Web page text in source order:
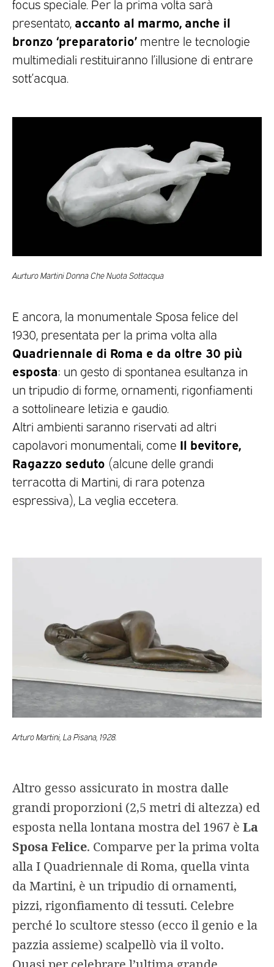
focus speciale. Per la prima volta sarà
presentato, accanto al marmo, anche il
bronzo ‘preparatorio’ mentre le tecnologie
multimediali restituiranno l’illusione di entrare
sott’acqua.
Aurturo Martini Donna Che Nuota Sottacqua
E ancora, la monumentale Sposa felice del
1930, presentata per la prima volta alla
Quadriennale di Roma e da oltre 30 più
esposta: un gesto di spontanea esultanza in
un tripudio di forme, ornamenti, rigonfiamenti
a sottolineare letizia e gaudio.
Altri ambienti saranno riservati ad altri
capolavori monumentali, come Il bevitore,
Ragazzo seduto (alcune delle grandi
terracotta di Martini, di rara potenza
espressiva), La veglia eccetera.
Arturo Martini, La Pisana, 1928.
Altro gesso assicurato in mostra dalle
grandi proporzioni (2,5 metri di altezza) ed
esposta nella lontana mostra del 1967 è La
Sposa Felice. Comparve per la prima volta
alla I Quadriennale di Roma, quella vinta
da Martini, è un tripudio di ornamenti,
pizzi, rigonfiamento di tessuti. Celebre
perché lo scultore stesso (ecco il genio e la
pazzia assieme) scalpellò via il volto.